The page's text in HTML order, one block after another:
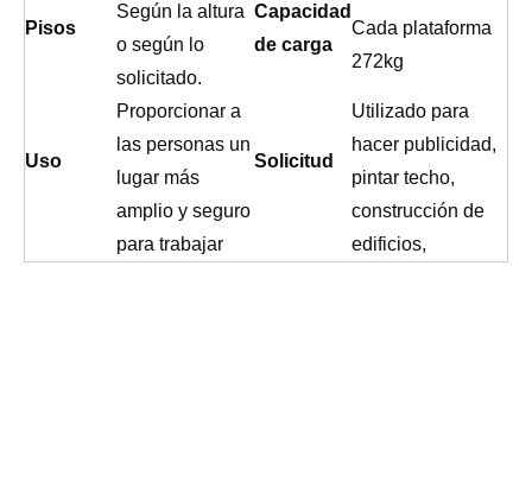
Pisos
Según la altura
o según lo
solicitado.
Capacidad
de carga
Cada plataforma
272kg
Uso
Proporcionar a
las personas un
lugar más
amplio y seguro
para trabajar
Solicitud
Utilizado para
hacer publicidad,
pintar techo,
construcción de
edificios,